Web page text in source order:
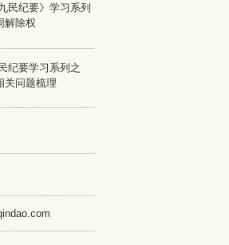
民纪要》学习系列
解除权
纪要学习系列之
关问题梳理